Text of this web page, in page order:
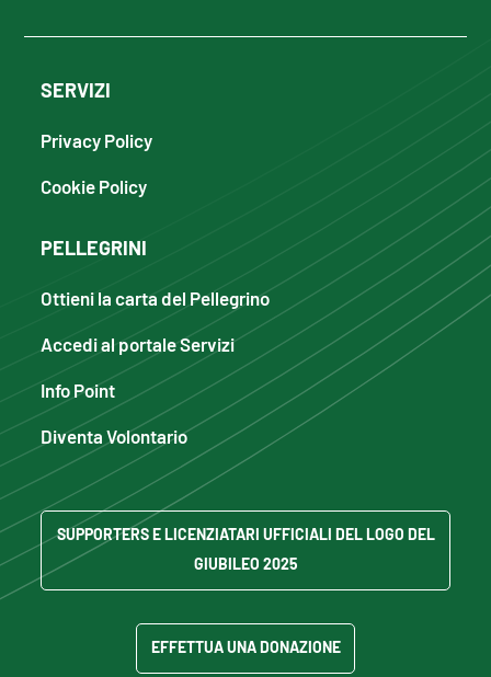
SERVIZI
Privacy Policy
Cookie Policy
PELLEGRINI
Ottieni la carta del Pellegrino
Accedi al portale Servizi
Info Point
Diventa Volontario
SUPPORTERS E LICENZIATARI UFFICIALI DEL LOGO DEL
GIUBILEO 2025
EFFETTUA UNA DONAZIONE